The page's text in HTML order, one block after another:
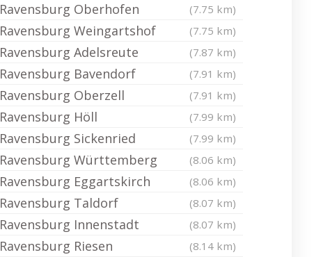
Ravensburg Oberhofen (7.75 km)
Ravensburg Weingartshof (7.75 km)
Ravensburg Adelsreute (7.87 km)
Ravensburg Bavendorf (7.91 km)
Ravensburg Oberzell (7.91 km)
Ravensburg Höll (7.99 km)
Ravensburg Sickenried (7.99 km)
Ravensburg Württemberg (8.06 km)
Ravensburg Eggartskirch (8.06 km)
Ravensburg Taldorf (8.07 km)
Ravensburg Innenstadt (8.07 km)
Ravensburg Riesen (8.14 km)